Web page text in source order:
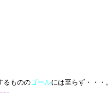
るもののゴールには至らず・・・。
ｰｰ